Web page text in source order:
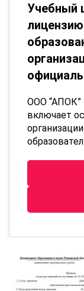
Учебный
ООО “АПОК”
включает